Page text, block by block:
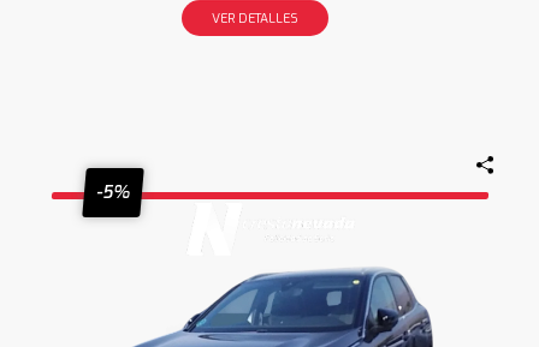
VER DETALLES
-5%